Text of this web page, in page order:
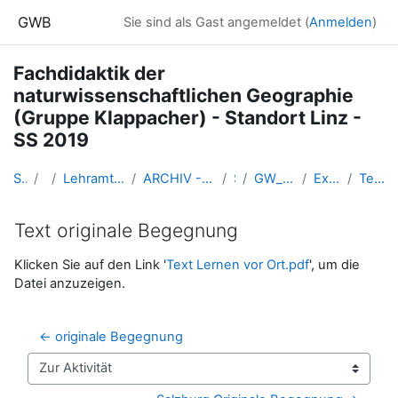
GWB Sie sind als Gast angemeldet (Anmelden)
Fachdidaktik der
naturwissenschaftlichen Geographie
(Gruppe Klappacher) - Standort Linz -
SS 2019
Startseite Kurse Lehramtsausbildung GW im Cluster Österreich Mitte ARCHIV - Lehrveranstaltungen am Standort Linz - seit 2016 SS 2019 GW_FDnawiGeo_2019ss_Klappacher Exkursion am Fr. 3.5.2019 Text originale Begegnung
Text originale Begegnung
Abschlussbedingungen
Klicken Sie auf den Link 'Text Lernen vor Ort.pdf', um die
Datei anzuzeigen.
← originale Begegnung
Zur Aktivität